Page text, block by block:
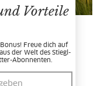
Vorteile
Freue dich auf
der Welt des Stiegl-
Abonnenten.